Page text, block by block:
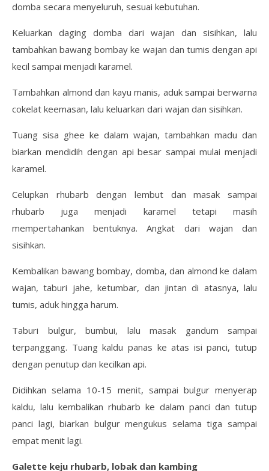
domba secara menyeluruh, sesuai kebutuhan.
Keluarkan daging domba dari wajan dan sisihkan, lalu
tambahkan bawang bombay ke wajan dan tumis dengan api
kecil sampai menjadi karamel.
Tambahkan almond dan kayu manis, aduk sampai berwarna
cokelat keemasan, lalu keluarkan dari wajan dan sisihkan.
Tuang sisa ghee ke dalam wajan, tambahkan madu dan
biarkan mendidih dengan api besar sampai mulai menjadi
karamel.
Celupkan rhubarb dengan lembut dan masak sampai
rhubarb juga menjadi karamel tetapi masih
mempertahankan bentuknya. Angkat dari wajan dan
sisihkan.
Kembalikan bawang bombay, domba, dan almond ke dalam
wajan, taburi jahe, ketumbar, dan jintan di atasnya, lalu
tumis, aduk hingga harum.
Taburi bulgur, bumbui, lalu masak gandum sampai
terpanggang. Tuang kaldu panas ke atas isi panci, tutup
dengan penutup dan kecilkan api.
Didihkan selama 10-15 menit, sampai bulgur menyerap
kaldu, lalu kembalikan rhubarb ke dalam panci dan tutup
panci lagi, biarkan bulgur mengukus selama tiga sampai
empat menit lagi.
Galette keju rhubarb, lobak dan kambing